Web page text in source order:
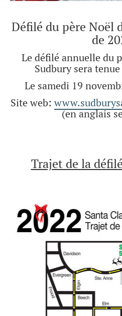
Défilé du père Noël
de
Le défilé annuelle du
Sudbury sera
Le samedi 19
Site web:
(en anglais
Trajet de la